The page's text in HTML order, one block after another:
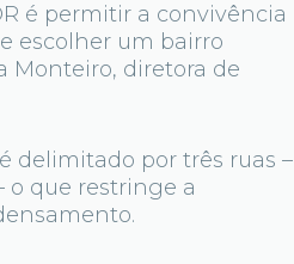
é permitir a convivência
escolher um bairro
Monteiro, diretora de
delimitado por três ruas –
o que restringe a